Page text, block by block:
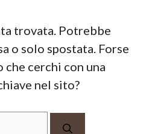
trovata. Potrebbe
o solo spostata. Forse
cerchi con una
nel sito?